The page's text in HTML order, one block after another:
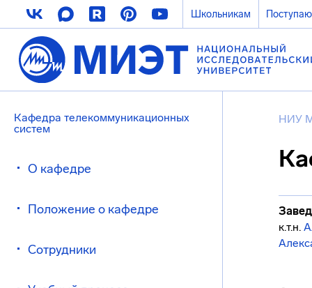
Школьникам
Кафедра телекоммуникационных
систем
О кафедре
Положение о кафедре
Сотрудники
НИУ
к.т.н.